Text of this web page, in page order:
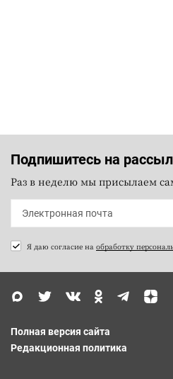
Подпишитесь на
Раз в неделю мы присылаем
Я даю согласие на обработку
Полная версия сайта
Редакционная политика